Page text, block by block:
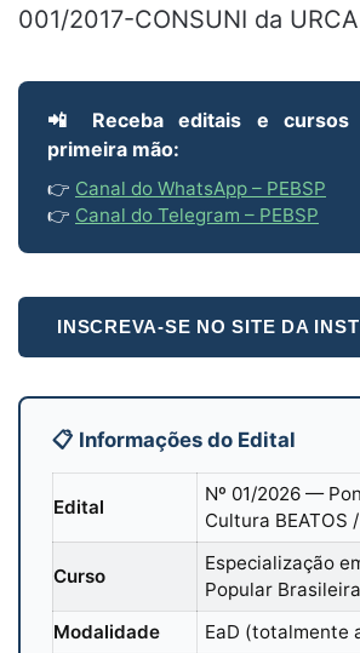
001/2017-CONSUNI da
📲 Receba editais e cursos
primeira mão:
👉 Canal do WhatsApp – PEBSP
👉 Canal do Telegram – PEBSP
INSCREVA-SE NO SITE DA
📋 Informações do Edital
Edital
Nº 01/2026 —
Cultura BEATOS
Curso
Especialização
Popular
Modalidade
EaD (totalmente